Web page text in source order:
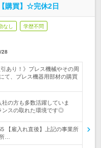
購買】☆完休2日
なし 学歴不問
28
あり！》プレス機械やその周
て、プレス機器用部材の購買
社の方も多数活躍していま
ンスの取れた環境です◎
【雇入れ直後】上記の事業所
…